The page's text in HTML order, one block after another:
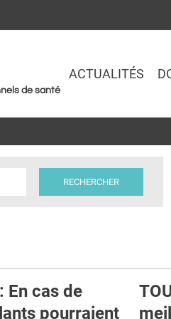
de santé
ACTUALITÉS
En cas de
pourraient